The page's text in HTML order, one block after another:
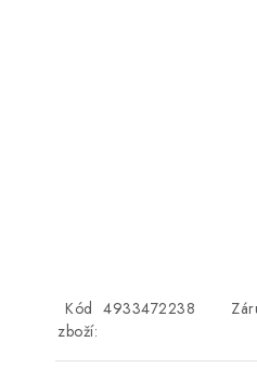
Kód
zboží:
4933472238